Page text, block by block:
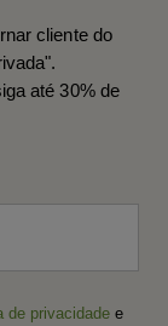
cliente do
até 30% de
de privacidade e